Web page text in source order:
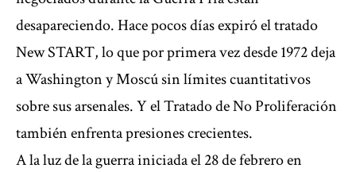
desapareciendo. Hace pocos días expiró el tratado
New START, lo que por primera vez desde 1972 deja
a Washington y Moscú sin límites cuantitativos
sobre sus arsenales. Y el Tratado de No Proliferación
también enfrenta presiones crecientes.
A la luz de la guerra iniciada el 28 de febrero en